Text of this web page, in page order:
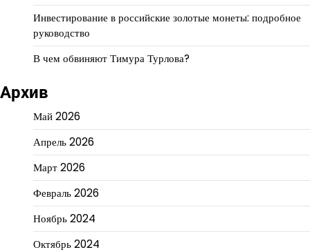
Инвестирование в российские золотые монеты: подробное
руководство
В чем обвиняют Тимура Турлова?
Архив
Май 2026
Апрель 2026
Март 2026
Февраль 2026
Ноябрь 2024
Октябрь 2024